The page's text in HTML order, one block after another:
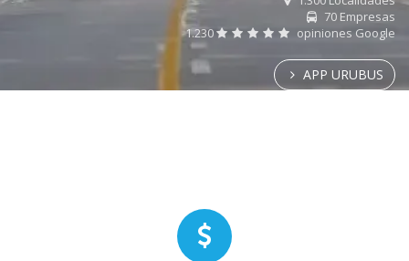
70 Empresas
1.230
opiniones Google
APP URUBUS